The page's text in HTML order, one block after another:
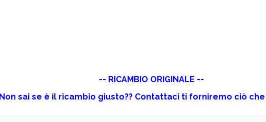
-- RICAMBIO ORIGINALE --
Non sai se è il ricambio giusto?? Contattaci ti forniremo ciò